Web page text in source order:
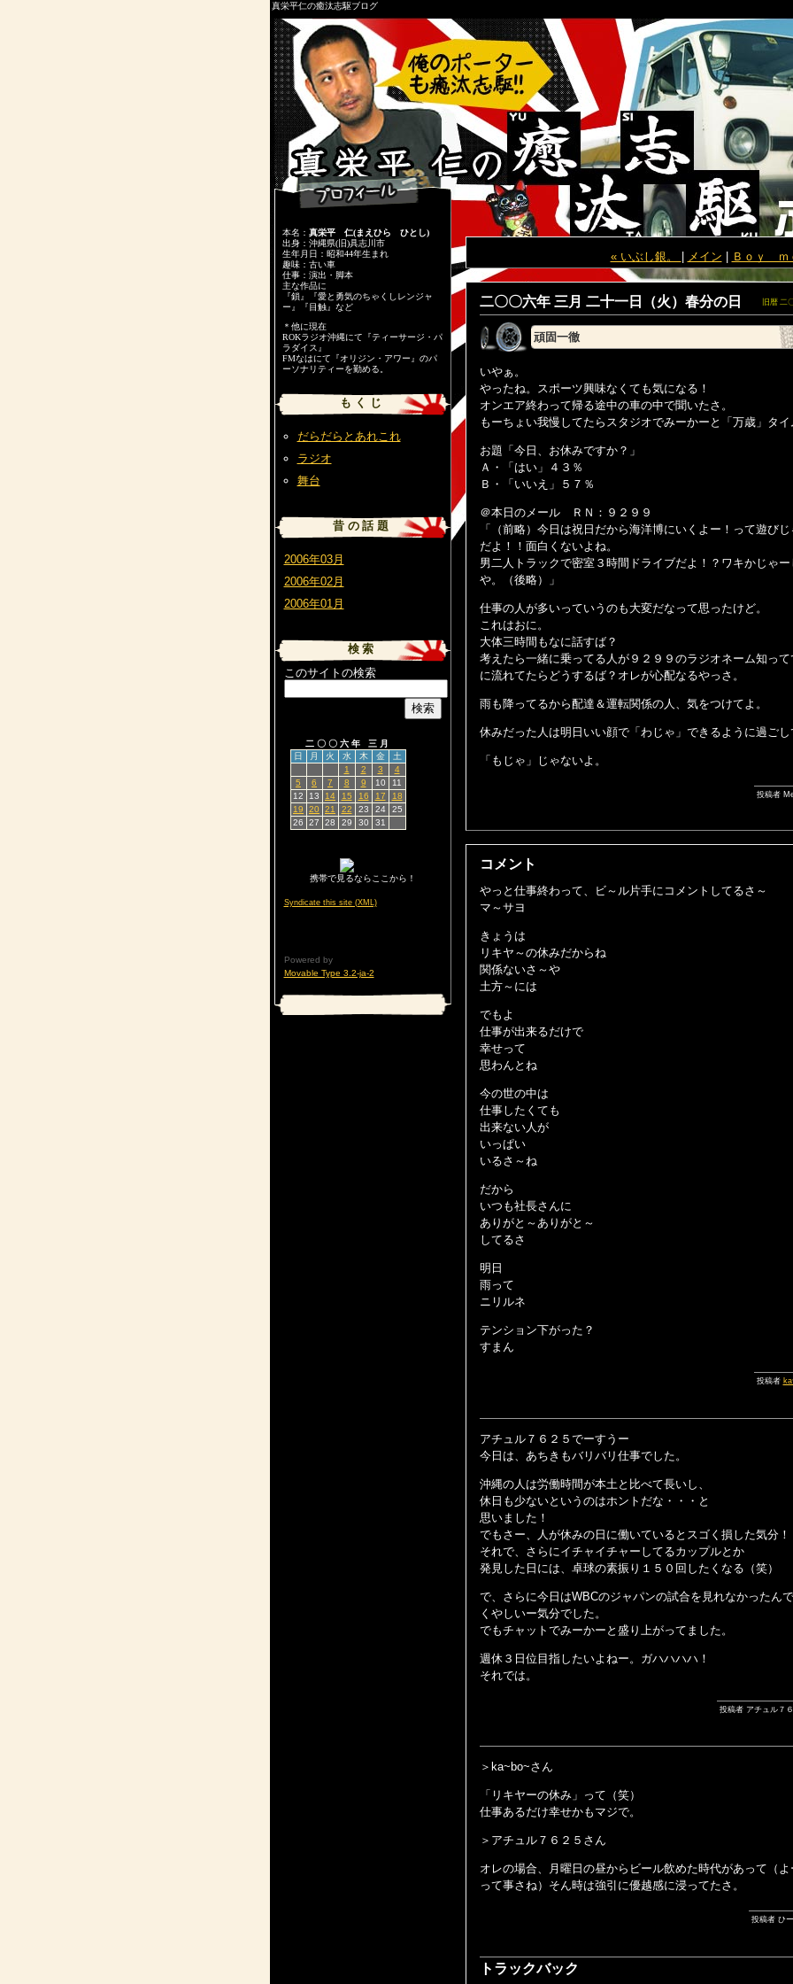
真栄平仁の癒汰志駆ブログ
« いぶし銀。 メイン Ｂｏｙ ｍ
二〇〇六年 三月 二十一日（火）春分の日 旧暦 二
頑固一徹
いやぁ。
やったね。スポーツ興味なくても気になる！
オンエア終わって帰る途中の車の中で聞いたさ。
もーちょい我慢してたらスタジオでみーかーと「万歳」タイ
お題「今日、お休みですか？」
Ａ・「はい」４３％
Ｂ・「いいえ」５７％
＠本日のメール ＲＮ：９２９９
「（前略）今日は祝日だから海洋博にいくよー！って遊び
だよ！！面白くないよね。
男二人トラックで密室３時間ドライブだよ！？ワキかじゃ
や。（後略）」
仕事の人が多いっていうのも大変だなって思ったけど。
これはおに。
大体三時間もなに話すば？
考えたら一緒に乗ってる人が９２９９のラジオネーム知っ
に流れてたらどうするば？オレが心配なるやっさ。
雨も降ってるから配達＆運転関係の人、気をつけてよ。
休みだった人は明日いい顔で「わじゃ」できるように過ごし
「もじゃ」じゃないよ。
投稿者
コメント
やっと仕事終わって、ビ～ル片手にコメントしてるさ～
マ～サヨ
きょうは
リキヤ～の休みだからね
関係ないさ～や
土方～には
でもよ
仕事が出来るだけで
幸せって
思わんとね
今の世の中は
仕事したくても
出来ない人が
いっぱい
いるさ～ね
だから
いつも社長さんに
ありがと～ありがと～
してるさ
明日
雨って
ニリルネ
テンション下がった？
すまん
投稿者
アチュル７６２５でーすうー
今日は、あちきもバリバリ仕事でした。
沖縄の人は労働時間が本土と比べて長いし、
休日も少ないというのはホントだな・・・と
思いました！
でもさー、人が休みの日に働いているとスゴく損した気分！
それで、さらにイチャイチャーしてるカップルとか
発見した日には、卓球の素振り１５０回したくなる（笑）
で、さらに今日はWBCのジャパンの試合を見れなかったんで
くやしいー気分でした。
でもチャットでみーかーと盛り上がってました。
週休３日位目指したいよねー。ガハハハハ！
それでは。
投稿者 アチュル７
＞ka~bo~さん
「リキヤーの休み」って（笑）
仕事あるだけ幸せかもマジで。
＞アチュル７６２５さん
オレの場合、月曜日の昼からビール飲めた時代があって（
って事さね）そん時は強引に優越感に浸ってたさ。
投稿者 ひ
トラックバック
本名： 真栄平 仁(まえひら ひとし)
出身：沖縄県(旧)具志川市
生年月日：昭和44年生まれ
趣味：古い車
仕事：演出・脚本
主な作品に
『鎖』『愛と勇気のちゃくしレンジャ
ー』『目触』など
＊他に現在
ROKラジオ沖縄にて『ティーサージ・パ
ラダイス』
FMなはにて『オリジン・アワー』のパ
ーソナリティーを勤める。
もくじ
だらだらとあれこれ
ラジオ
舞台
昔の話題
2006年03月
2006年02月
2006年01月
検索
このサイトの検索
二〇〇六年 三月
日
月 火 水 木 金
土
1
2 3
4
5
6 7 8 9 10
11
12
13 14 15 16 17
18
19
20 21 22 23 24
25
26
27 28 29 30 31
携帯で見るならここから！
Syndicate this site (XML)
Powered by
Movable Type 3.2-ja-2